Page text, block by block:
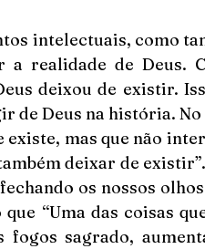
intelectuais, como
realidade de Deus.
deixou de existir.
de Deus na história.
existe, mas que não
deixar de
os nossos
“Uma das coisas
sagrado,